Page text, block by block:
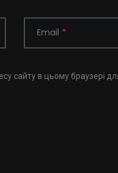
Email *
сайту в цьому браузері